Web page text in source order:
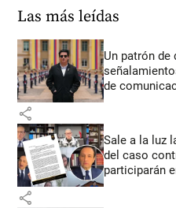
Las más leídas
Un patrón
de
share
Sale a la luz
del caso
participarán
share